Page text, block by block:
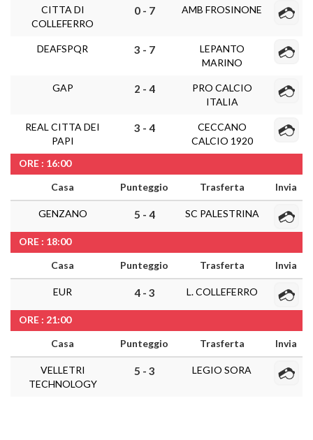
CITTA DI
COLLEFERRO
0 - 7 AMB FROSINONE
DEAFSPQR 3 - 7
LEPANTO
MARINO
GAP 2 - 4
PRO CALCIO
ITALIA
REAL CITTA DEI
PAPI
3 - 4
CECCANO
CALCIO 1920
ORE : 16:00
Casa
Punteggio Trasferta Invia
GENZANO 5 - 4 SC PALESTRINA
ORE : 18:00
Casa
Punteggio Trasferta Invia
EUR 4 - 3 L. COLLEFERRO
ORE : 21:00
Casa
Punteggio Trasferta Invia
VELLETRI
TECHNOLOGY
5 - 3 LEGIO SORA